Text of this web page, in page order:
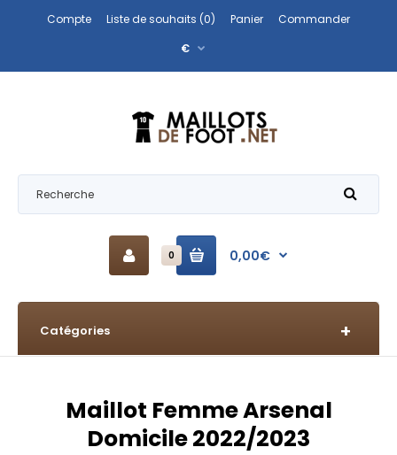
Compte Liste de souhaits (0) Panier
Commander
€
0 0,00€
Catégories
Maillot Femme Arsenal
Domicile 2022/2023